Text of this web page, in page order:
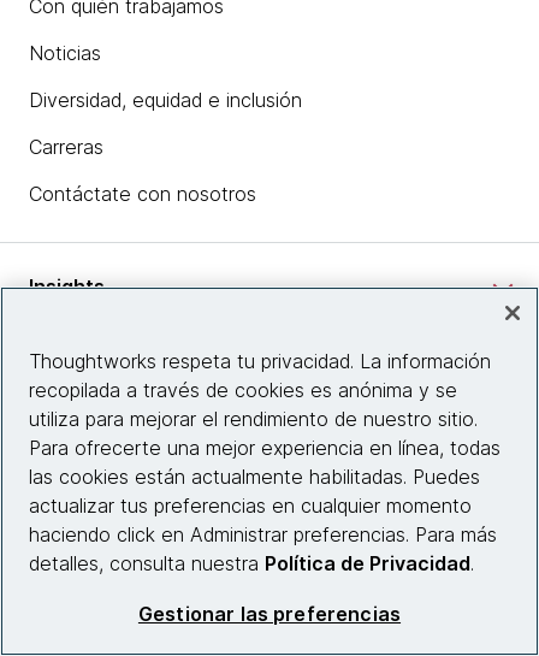
Con quién trabajamos
Noticias
Diversidad, equidad e inclusión
Carreras
Contáctate con nosotros
Insights
Información del sitio web
Conecta con nosotros
© 2026 Thoughtworks, Inc.
Thoughtworks respeta tu privacidad. La información
recopilada a través de cookies es anónima y se
utiliza para mejorar el rendimiento de nuestro sitio.
Para ofrecerte una mejor experiencia en línea, todas
las cookies están actualmente habilitadas. Puedes
actualizar tus preferencias en cualquier momento
haciendo click en Administrar preferencias. Para más
detalles, consulta nuestra Política de Privacidad.
Gestionar las preferencias